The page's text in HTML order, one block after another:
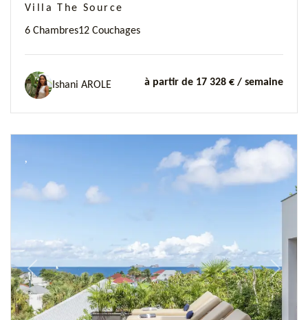
Villa The Source
6 Chambres12 Couchages
Ishani AROLE à partir de 17 328 € / semaine
Previous Next